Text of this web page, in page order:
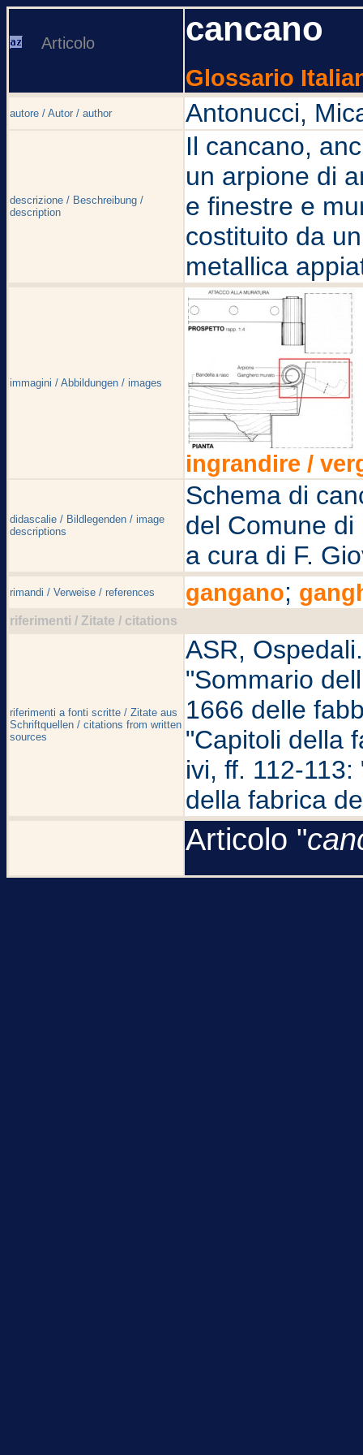
Articolo cancano
Glossario
autore / Autor / author Antonucci,
descrizione / Beschreibung /
description
Il cancano,
un arpione di
e finestre e
costituito da
metallica
immagini / Abbildungen / images
ingrandire /
didascalie / Bildlegenden / image
descriptions
Schema di
del Comune
a cura di F.
rimandi / Verweise / references gangano;
riferimenti / Zitate / citations
riferimenti a fonti scritte / Zitate aus
Schriftquellen / citations from written
sources
ASR,
"Sommario
1666 delle
"Capitoli della
ivi, ff. 112-
della fabrica
Articolo "